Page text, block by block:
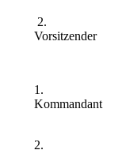
2.
Vorsitzender
1.
Kommandant
2.